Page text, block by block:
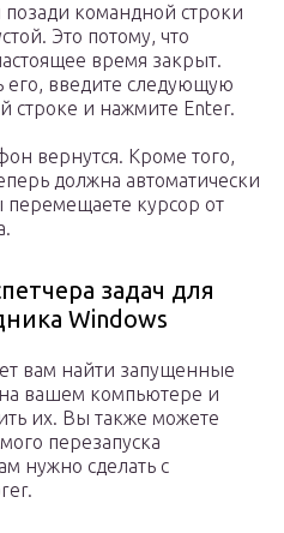
командной строки
Это потому, что
время закрыт.
его, введите следующую
строке и нажмите Enter.
вернутся. Кроме того,
должна автоматически
перемещаете курсор от
задач для
Windows
вам найти запущенные
вашем компьютере и
их. Вы также можете
перезапуска
нужно сделать с